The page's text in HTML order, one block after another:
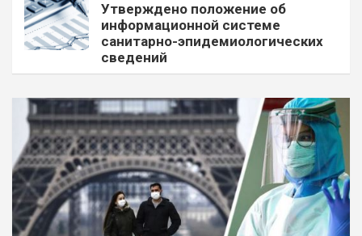
Утверждено положение об
информационной системе
санитарно-эпидемиологических
сведений